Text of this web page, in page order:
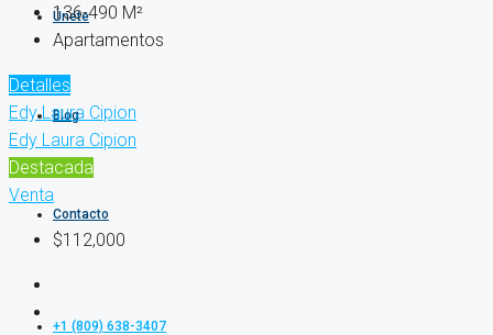
Únete
Blog
Contacto
+1 (809) 638-3407
136-490 M²
Apartamentos
Detalles
Edy Laura Cipion
Edy Laura Cipion
Destacada
Venta
$112,000